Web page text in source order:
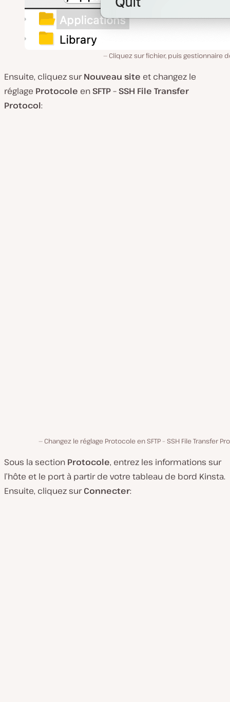
Cliquez sur fichier, puis gestionnaire
Ensuite, cliquez surNouveau site et changez le
réglage Protocole en SFTP – SSH File Transfer
Protocol:
Changez le réglage Protocole en SFTP – SSH File Transfer
Sous la section Protocole, entrez les informations sur
l’hôte et le port à partir de votre tableau de bord Kinsta.
Ensuite, cliquez surConnecter: